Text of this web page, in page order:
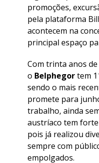
promoções,
pela plataforma
acontecem na
principal espaço
Com trinta anos
o Belphegortem
sendo o mais
promete para
trabalho, ainda
austríaco tem
pois já realizou
sempre com
empolgados.